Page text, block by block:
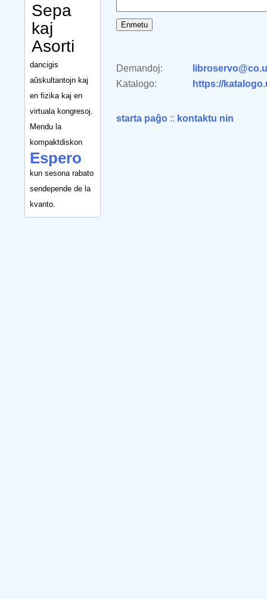
Sepa
kaj
Asorti
dancigis
aŭskultantojn kaj
en fizika kaj en
virtuala kongresoj.
Mendu la
kompaktdiskon
Espero
kun sesona rabato
sendepende de la
kvanto.
Demandoj:
Katalogo:
https://
starta paĝo :: kontaktu nin